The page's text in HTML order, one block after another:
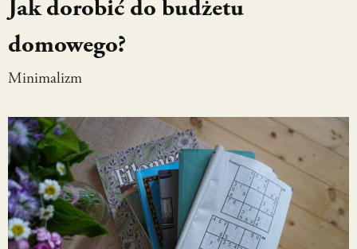
Jak dorobić do budżetu
domowego?
Minimalizm